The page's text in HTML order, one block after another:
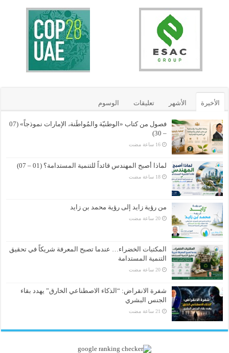
الأخيرة الأشهر تعليقات الوسوم
فصول من كتاب «الوطنيّة والمُواطَنة، الإمارات نموذجاً» (07
– 30)
لماذا أصبح المهندس قائداً للتنمية المستدامة؟ (01 – 07)
من رؤية زايد إلى رؤية محمد بن زايد
المكتبات الخضراء… عندما تصبح المعرفة شريكاً في تحقيق
التنمية المستدامة
شفرة الانقراض: “الذكاء الاصطناعي الخارق” يهدد بقاء
الجنس البشري